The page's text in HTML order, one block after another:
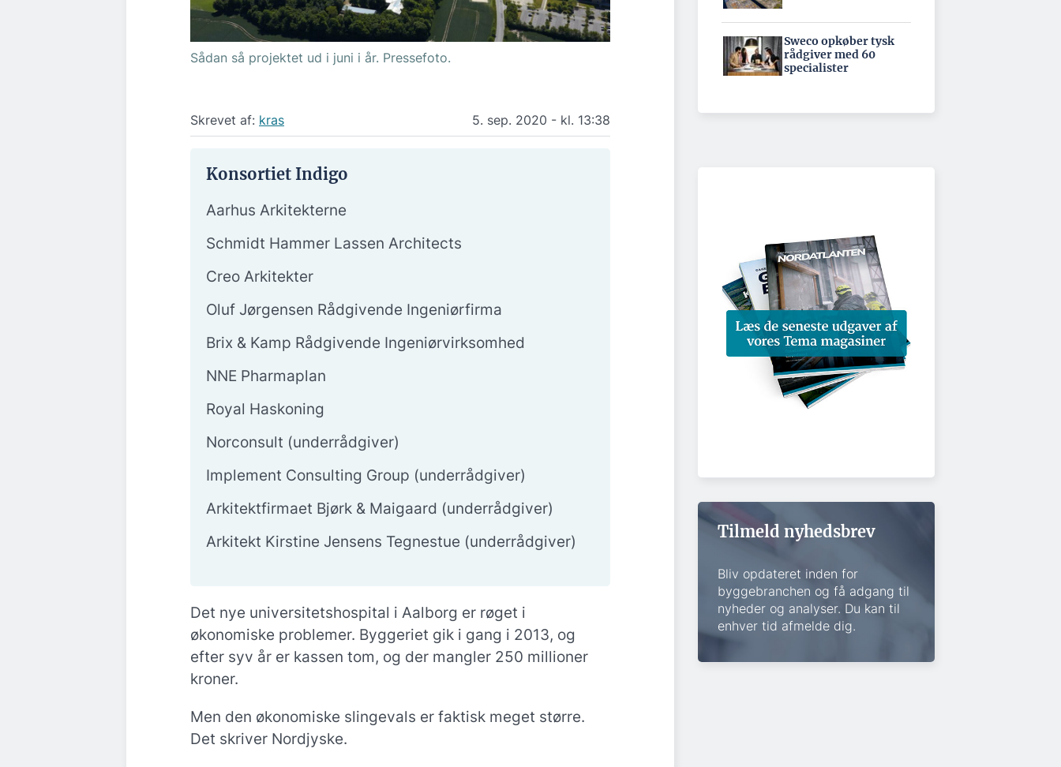
Sådan så projektet ud i juni i år. Pressefoto.
Skrevet af: kras 5. sep. 2020 - kl. 13:38
Konsortiet Indigo
Aarhus Arkitekterne
Schmidt Hammer Lassen Architects
Creo Arkitekter
Oluf Jørgensen Rådgivende Ingeniørfirma
Brix & Kamp Rådgivende Ingeniørvirksomhed
NNE Pharmaplan
Royal Haskoning
Norconsult (underrådgiver)
Implement Consulting Group (underrådgiver)
Arkitektfirmaet Bjørk & Maigaard (underrådgiver)
Arkitekt Kirstine Jensens Tegnestue (underrådgiver)
Det nye universitetshospital i Aalborg er røget i
økonomiske problemer. Byggeriet gik i gang i 2013, og
efter syv år er kassen tom, og der mangler 250 millioner
kroner.
Men den økonomiske slingevals er faktisk meget større.
Det skriver Nordjyske.
Sweco opkøber tysk
rådgiver med 60
specialister
Tilmeld nyhedsbrev
Bliv opdateret inden for
byggebranchen og få adgang til
nyheder og analyser. Du kan til
enhver tid afmelde dig.